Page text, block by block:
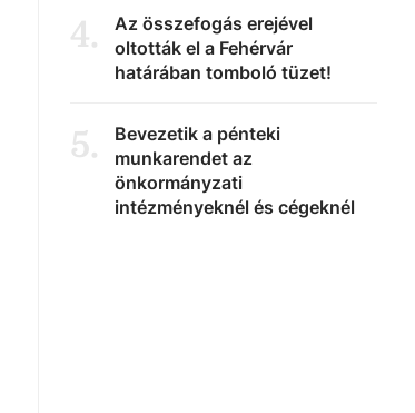
4.
Az összefogás erejével
oltották el a Fehérvár
határában tomboló tüzet!
5.
Bevezetik a pénteki
munkarendet az
önkormányzati
intézményeknél és cégeknél